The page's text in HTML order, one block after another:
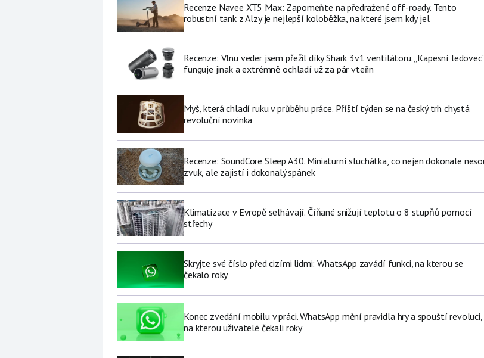
Recenze Navee XT5 Max: Zapomeňte na předražené off-roady. Tento
robustní tank z Alzy je nejlepší koloběžka, na které jsem kdy jel
Recenze: Vlnu veder jsem přežil díky Shark 3v1 ventilátoru. „Kapesní
funguje jinak a extrémně ochladí už za pár vteřin
Myš, která chladí ruku v průběhu práce. Příští týden se na český trh chystá
revoluční novinka
Recenze: SoundCore Sleep A30. Miniaturní sluchátka, co nejen dokonale
zvuk, ale zajistí i dokonalý spánek
Klimatizace v Evropě selhávají. Číňané snižují teplotu o 8 stupňů pomocí
střechy
Skryjte své číslo před cizími lidmi: WhatsApp zavádí funkci, na kterou se
čekalo roky
Konec zvedání mobilu v práci. WhatsApp mění pravidla hry a spouští revoluci,
na kterou uživatelé čekali roky